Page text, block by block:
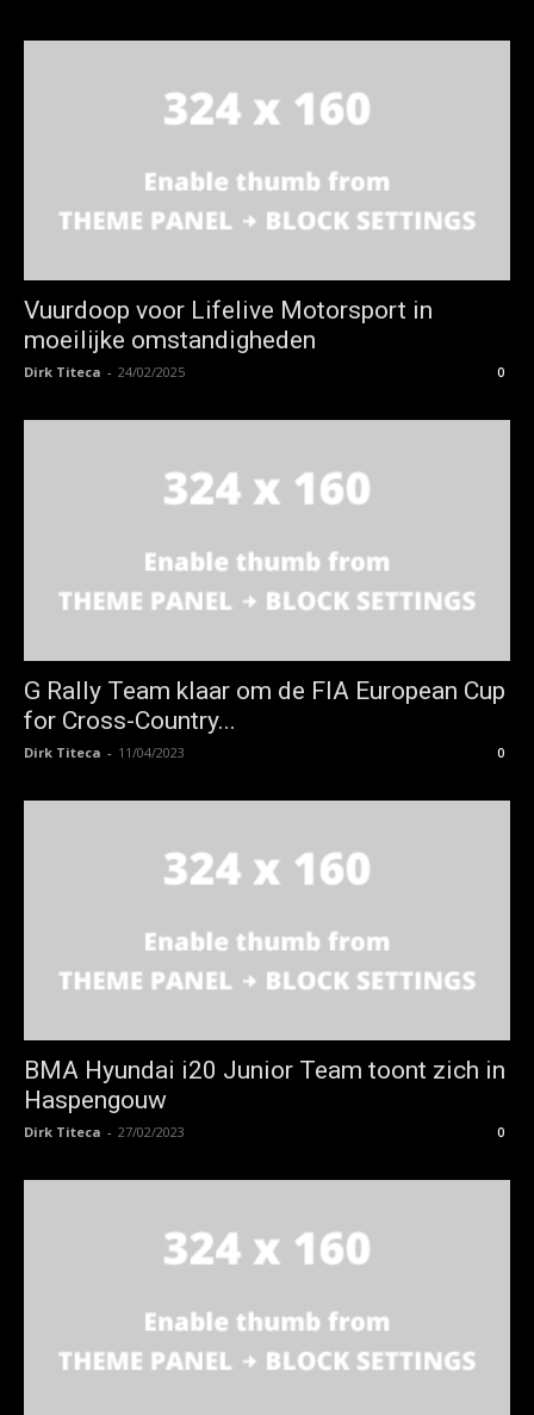
Vuurdoop voor Lifelive Motorsport in
moeilijke omstandigheden
Dirk Titeca - 24/02/2025 0
G Rally Team klaar om de FIA European Cup
for Cross-Country...
Dirk Titeca - 11/04/2023 0
BMA Hyundai i20 Junior Team toont zich in
Haspengouw
Dirk Titeca - 27/02/2023 0